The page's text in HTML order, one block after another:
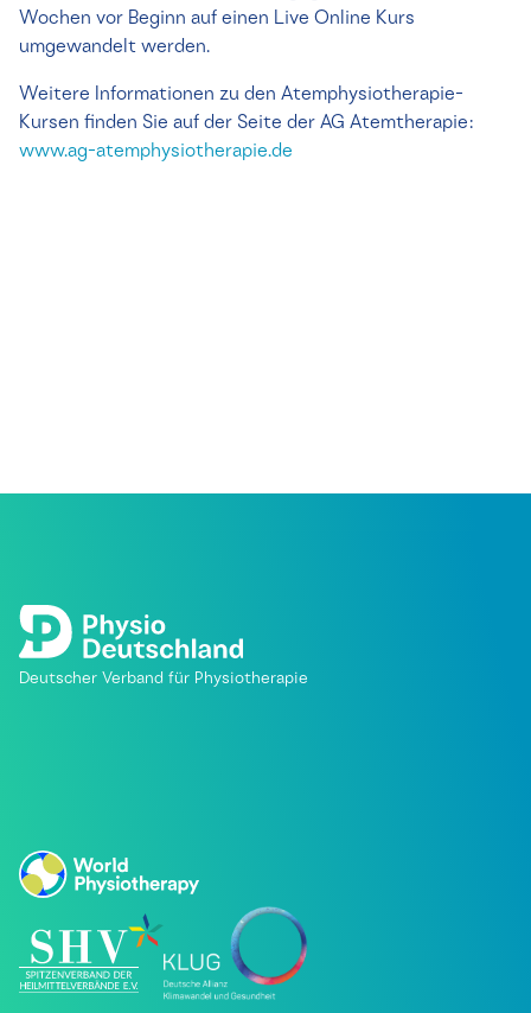
Wochen vor Beginn auf einen Live Online Kurs
umgewandelt werden.
Weitere Informationen zu den Atemphysiotherapie-
Kursen finden Sie auf der Seite der AG Atemtherapie:
www.ag-atemphysiotherapie.de
Deutscher Verband für Physiotherapie